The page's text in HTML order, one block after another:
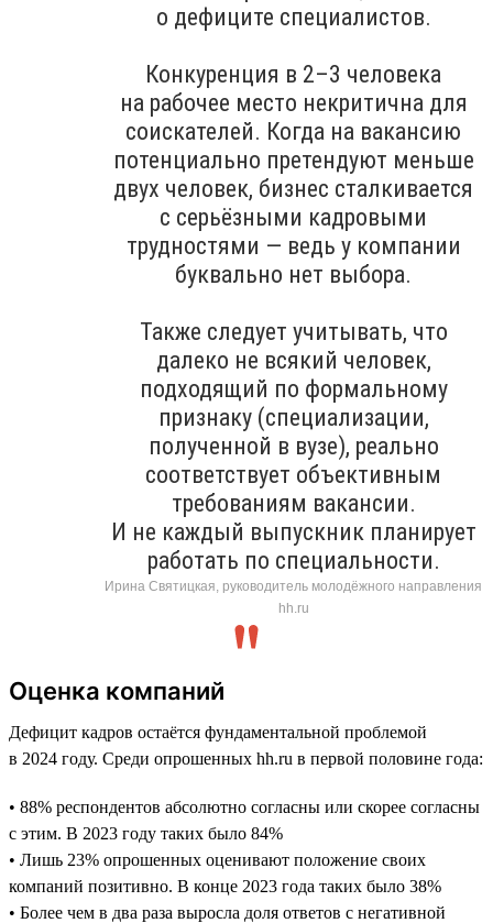
о дефиците специалистов.
Конкуренция в 2–3 человека
на рабочее место некритична для
соискателей. Когда на вакансию
потенциально претендуют меньше
двух человек, бизнес сталкивается
с серьёзными кадровыми
трудностями — ведь у компании
буквально нет выбора.
Также следует учитывать, что
далеко не всякий человек,
подходящий по формальному
признаку (специализации,
полученной в вузе), реально
соответствует объективным
требованиям вакансии.
И не каждый выпускник планирует
работать по специальности.
Ирина Святицкая, руководитель молодёжного направления
hh.ru
Оценка компаний
Дефицит кадров остаётся фундаментальной проблемой
в 2024 году. Среди опрошенных hh.ru в первой половине года:
• 88% респондентов абсолютно согласны или скорее согласны
с этим. В 2023 году таких было 84%
• Лишь 23% опрошенных оценивают положение своих
компаний позитивно. В конце 2023 года таких было 38%
• Более чем в два раза выросла доля ответов с негативной